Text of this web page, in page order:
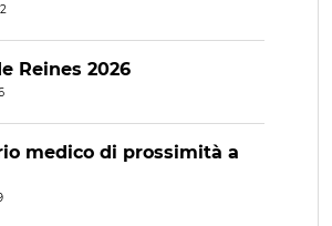
Reines 2026
medico di prossimità a